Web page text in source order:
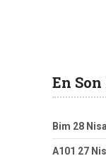
En
Bim 28
A101 27